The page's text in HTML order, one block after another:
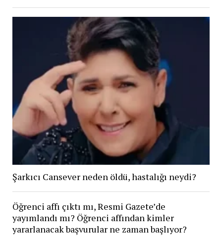
Şarkıcı Cansever neden öldü, hastalığı neydi?
Öğrenci affı çıktı mı, Resmi Gazete’de
yayımlandı mı? Öğrenci affından kimler
yararlanacak başvurular ne zaman başlıyor?